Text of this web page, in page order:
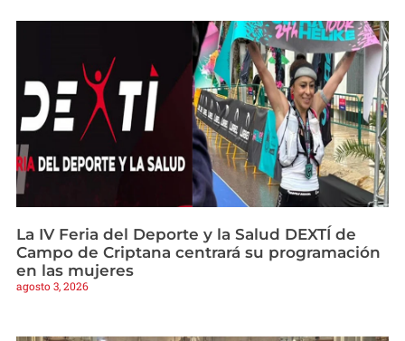
La IV Feria del Deporte y la Salud DEXTÍ de
Campo de Criptana centrará su programación
en las mujeres
agosto 3, 2026